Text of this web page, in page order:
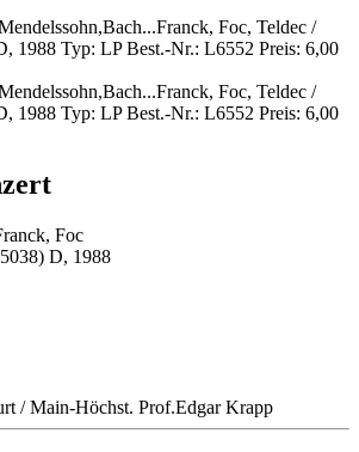
Foc
D, 1988
/ Main-Höchst. Prof.Edgar Krapp